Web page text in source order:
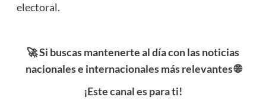
electoral.
🚀 Si buscas mantenerte al día con las noticias
nacionales e internacionales más relevantes 🌐
¡Este canal es para ti!